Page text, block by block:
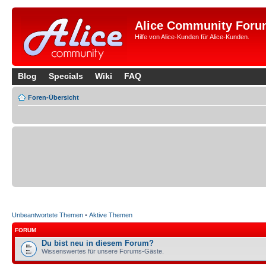
Alice Community
Hilfe von Alice-Kunden für Alice-Kunden.
Blog Specials Wiki FAQ
Foren-Übersicht
Unbeantwortete Themen • Aktive Themen
FORUM
Du bist neu in diesem Forum?
Wissenswertes für unsere Forums-Gäste.